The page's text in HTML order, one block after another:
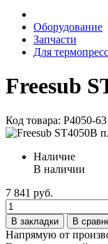
Оборудование
Запчасти
Для
Freesub
Код товара: P4050-63
Наличие
В наличии
7 841 руб.
В закладки
В
Напрямую от